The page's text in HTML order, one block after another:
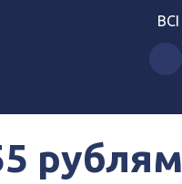
BCI
рублям